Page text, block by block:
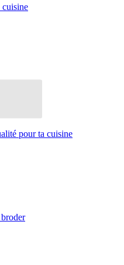
cuisine
pour ta cuisine